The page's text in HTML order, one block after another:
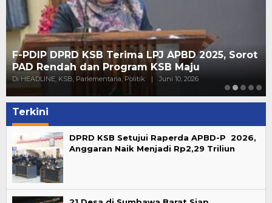
F-PDIP DPRD KSB Terima LPJ APBD 2025, Sorot
PAD Rendah dan Program KSB Maju
Di HEADLINE, KSB, Parlementaria, Politik | Juni 10, 2026
Terkini
DPRD KSB Setujui Raperda APBD-P 2026,
Anggaran Naik Menjadi Rp2,29 Triliun